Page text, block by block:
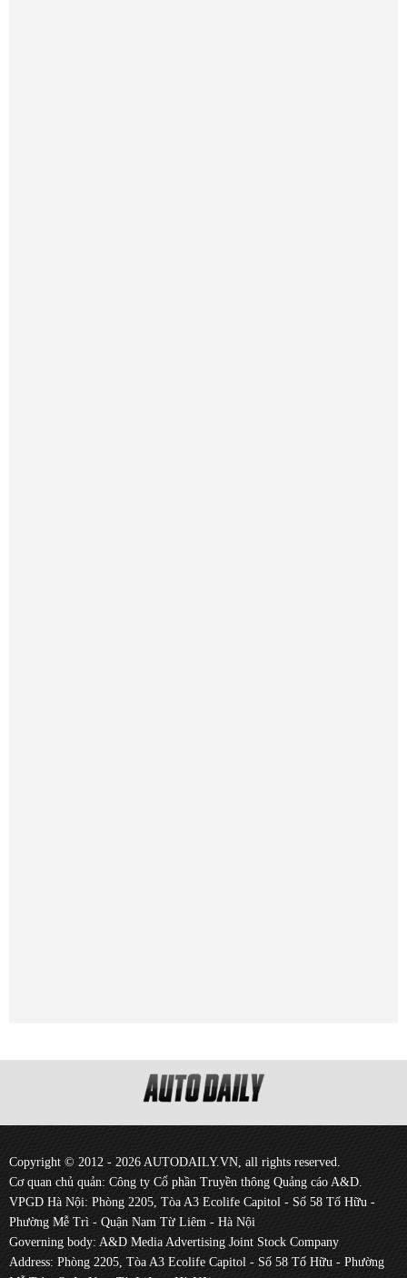
Copyright © 2012 - 2026 AUTODAILY.VN, all rights reserved.
Cơ quan chủ quản: Công ty Cổ phần Truyền thông Quảng cáo A&D.
VPGD Hà Nội: Phòng 2205, Tòa A3 Ecolife Capitol - Số 58 Tố Hữu -
Phường Mễ Trì - Quận Nam Từ Liêm - Hà Nội
Governing body: A&D Media Advertising Joint Stock Company
Address: Phòng 2205, Tòa A3 Ecolife Capitol - Số 58 Tố Hữu - Phường